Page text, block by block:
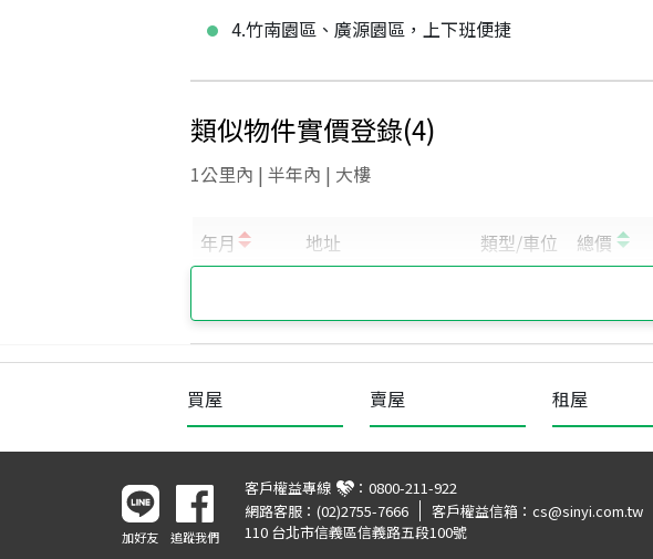
4.竹南園區、廣源園區，上下班便捷
類似物件實價登錄(4)
1公里內 | 半年內 | 大樓
買屋 賣屋 租屋
加好友 追蹤我們
客戶權益專線 ： 0800-211-922
網路客服： (02)2755-7666 客戶權益信箱： cs@sinyi.com.tw
110 台北市信義區信義路五段100號